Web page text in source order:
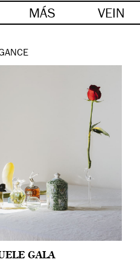
MÁS VEIN
GALA